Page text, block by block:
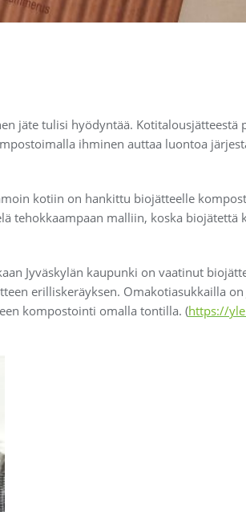
jäte tulisi hyödyntää. Kotitalousjätteestä
ihminen auttaa luontoa
kotiin on hankittu biojätteelle
tehokkaampaan malliin, koska biojätettä
Jyväskylän kaupunki on vaatinut
erilliskeräyksen. Omakotiasukkailla on
kompostointi omalla tontilla. (https://